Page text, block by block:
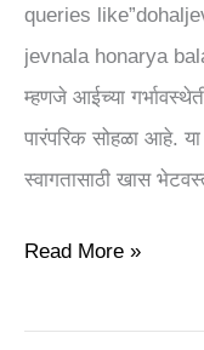
queries
jevnala honarya
म्हणजे आईच्या
पारंपरिक सोहळा आहे.
स्वागतासाठी खास
Dohaljevan
&
Baby
Shower
Read More »